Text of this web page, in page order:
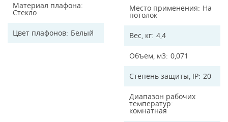
Материал плафона
Стекло
Цвет плафонов Белый
Место применения На
потолок
Вес, кг 4,4
Объем, м3 0,071
Степень защиты, IP 20
Диапазон рабочих
температур
комнатная